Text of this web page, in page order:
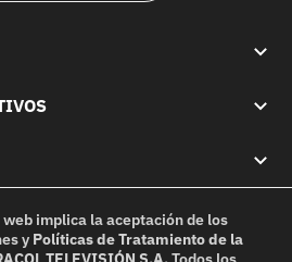
implica la aceptación de los
y Políticas de Tratamiento de la